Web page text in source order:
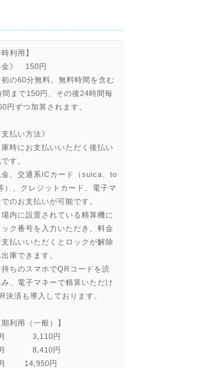
利用】
金》 150円
の60分無料。無料時間を含む
間まで150円、その後24時間毎
円ずつ加算されます。
払い方法》
時にお支払いいただく後払い
す。
、交通系ICカード（suica、to
）、クレジットカード、電子マ
のお支払いが可能です。
に設置されている精算機に
ク番号を入力いただき、料金
払いいただくとロックが解除
庫できます。
ちのスマホでQRコードを読
、電子マネーで精算いただけ
決済も導入しております。
利用（一般）】
月 3,110円
月 8,410円
14,950円